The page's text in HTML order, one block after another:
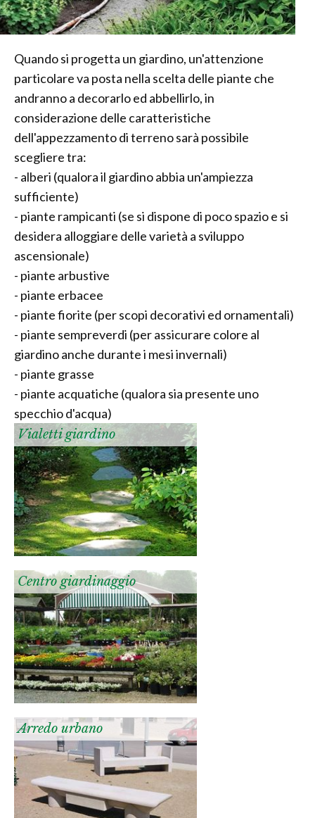
Quando si progetta un giardino, un'attenzione
particolare va posta nella scelta delle piante che
andranno a decorarlo ed abbellirlo, in
considerazione delle caratteristiche
dell'appezzamento di terreno sarà possibile
scegliere tra:
- alberi (qualora il giardino abbia un'ampiezza
sufficiente)
- piante rampicanti (se si dispone di poco spazio e si
desidera alloggiare delle varietà a sviluppo
ascensionale)
- piante arbustive
- piante erbacee
- piante fiorite (per scopi decorativi ed ornamentali)
- piante sempreverdi (per assicurare colore al
giardino anche durante i mesi invernali)
- piante grasse
- piante acquatiche (qualora sia presente uno
specchio d'acqua)
Vialetti giardino
Centro giardinaggio
Arredo urbano